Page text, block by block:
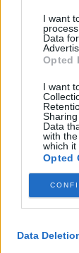
I want
Data
Opted
I want
Data
with
which it
Opted
Data
Andrea